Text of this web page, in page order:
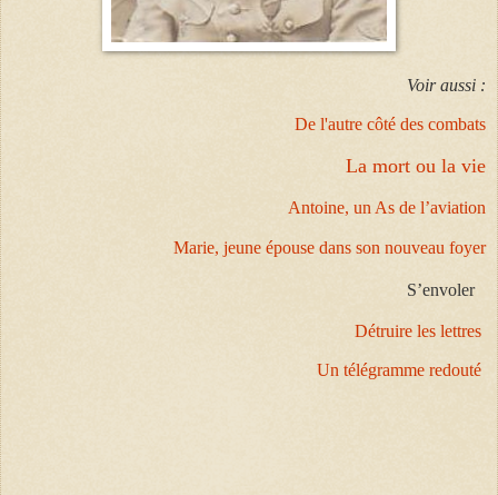
Voir aussi :
De l'autre côté des combats
La mort ou la vie
Antoine, un As de l’aviation
Marie, jeune épouse dans son nouveau foyer
S’envoler
Détruire les lettres
Un télégramme redouté